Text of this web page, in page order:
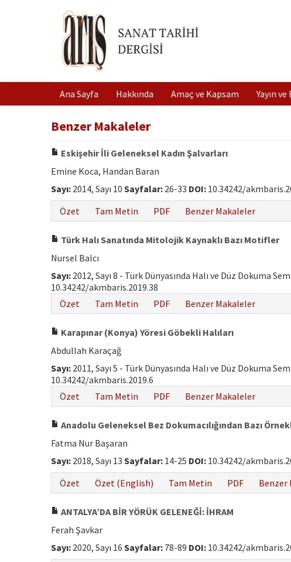
Ana Sayfa Hakkında Amaç ve Kapsam Yayın
Benzer Makaleler
Eskişehir İli Geleneksel Kadın Şalvarları
Emine Koca, Handan Baran
Sayı: 2014, Sayı 10 Sayfalar: 26-33 DOI: 10.34242/
Özet
Tam Metin PDF Benzer Makaleler
Türk Halı Sanatında Mitolojik Kaynaklı Bazı Motifler
Nursel Balcı
Sayı: 2012, Sayı 8 - Türk Dünyasında Halı ve Düz Dokuma
10.34242/akmbaris.2019.38
Özet Tam Metin PDF Benzer Makaleler
Karapınar (Konya) Yöresi Göbekli Halıları
Abdullah Karaçağ
Sayı: 2011, Sayı 5 - Türk Dünyasında Halı ve Düz Dokuma
10.34242/akmbaris.2019.6
Özet Tam Metin PDF Benzer Makaleler
Anadolu Geleneksel Bez Dokumacılığından Bazı
Fatma Nur Başaran
Sayı: 2018, Sayı 13 Sayfalar: 14-25 DOI: 10.34242/
Özet
Özet (English) Tam Metin PDF Benzer
ANTALYA’DA BİR YÖRÜK GELENEĞİ: İHRAM
Ferah Şavkar
Sayı: 2020, Sayı 16 Sayfalar: 78-89 DOI: 10.34242/